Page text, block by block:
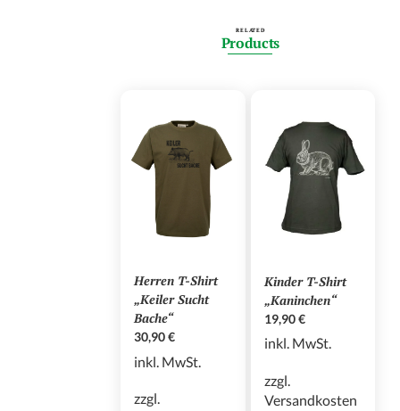
RELATED
Products
Herren T-Shirt
„Keiler Sucht
Bache“
30,90€
inkl. MwSt.
zzgl.
Kinder T-Shirt
„Kaninchen“
19,90€
inkl. MwSt.
zzgl.
Versandkosten